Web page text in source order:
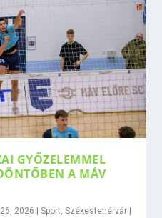
GYŐZELEMMEL
A MÁV
2026 |Sport ,Székesfehérvár |